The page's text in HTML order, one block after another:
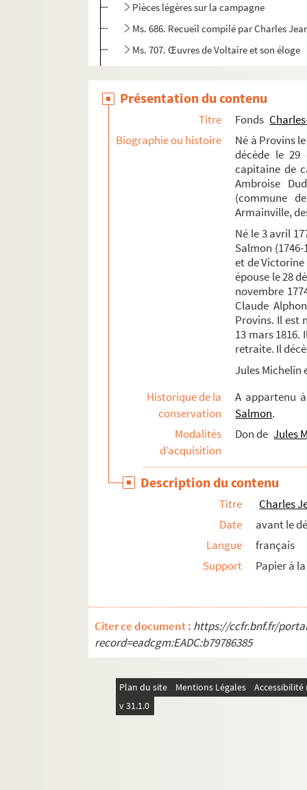
Pièces légères sur la campagne
Ms. 686. Recueil compilé par Charles
Ms. 707. Œuvres de Voltaire et son éloge
Papiers de famille
Ms. 751. Maximilien Michelin. Liste des
Fonds Edme-Jean-Noël-Hénin
Fonds Émile Lefèvre : notes et articles sur
Fonds Maximilien-Michelin, suite
Fonds de la famille Pétillon et de ses alliés
Présentation du contenu
Titre Fonds
Biographie ou histoire
Né à Provins
décède le
capitaine de
Ambroise
(commune
Armainville,
Né le 3 avril
Salmon
et de Victorine
épouse le 28
novembre
Claude
Provins. Il est
13 mars 1816.
retraite. Il
Jules Michelin
Historique de la
conservation
A appartenu
Salmon.
Modalités
d’acquisition
Don de Jules
Description du contenu
Titre
Charles
Date
avant le
Langue
français
Support
Papier à
Citer ce document : https://ccfr.bnf.fr/
record=eadcgm:EADC:b79786385
Plan du site Mentions Légales
v 31.1.0